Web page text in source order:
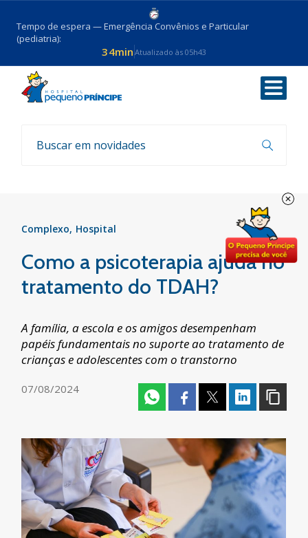
Tempo de espera — Emergência Convênios e Particular
(pediatria):
34min Atualizado às 05h43
Voltar
Notícias
Complexo Hospital
Como a psicoterapia ajuda no
tratamento do TDAH?
A família, a escola e os amigos desempenham
papéis fundamentais no suporte ao tratamento de
crianças e adolescentes com o transtorno
07/08/2024